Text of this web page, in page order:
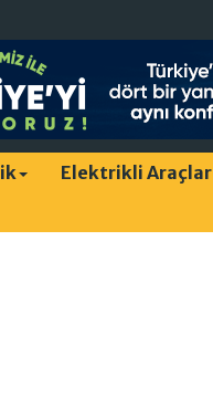
Elektrikli Araçlar